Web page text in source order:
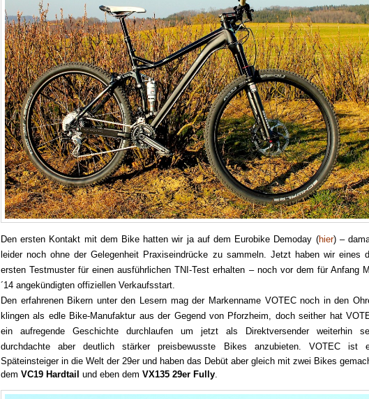
Den ersten Kontakt mit dem Bike hatten wir ja auf dem Eurobike Demoday (hier) –
leider noch ohne der Gelegenheit Praxiseindrücke zu sammeln. Jetzt haben wir eines
ersten Testmuster für einen ausführlichen TNI-Test erhalten – noch vor dem für Anfang
´14 angekündigten offiziellen Verkaufsstart.
Den erfahrenen Bikern unter den Lesern mag der Markenname VOTEC noch in den
klingen als edle Bike-Manufaktur aus der Gegend von Pforzheim, doch seither hat
ein aufregende Geschichte durchlaufen um jetzt als Direktversender weiterhin
durchdachte aber deutlich stärker preisbewusste Bikes anzubieten. VOTEC ist
Späteinsteiger in die Welt der 29er und haben das Debüt aber gleich mit zwei Bikes
dem VC19 Hardtail und eben dem VX135 29er Fully.